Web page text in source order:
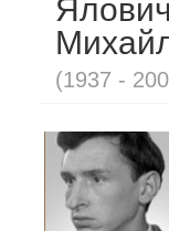
(1937 -